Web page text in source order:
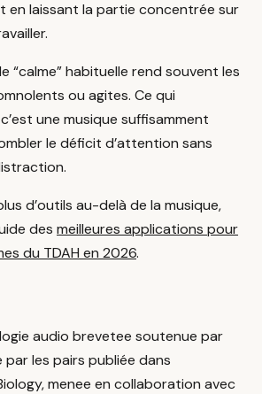
en laissant la partie concentrée sur
“calme” habituelle rend souvent les
ou agites. Ce qui
une musique suffisamment
le déficit d’attention sans
d’outils au-delà de la musique,
des meilleures applications pour
du TDAH en 2026.
audio brevetee soutenue par
les pairs publiée dans
menee en collaboration avec